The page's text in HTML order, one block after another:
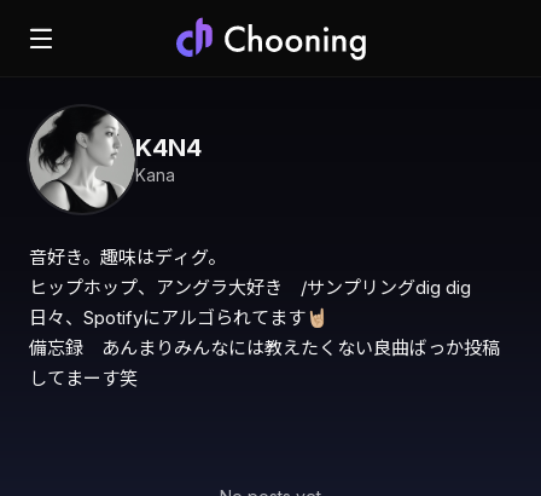
K4N4
Kana
音好き。趣味はディグ。
ヒップホップ、アングラ大好き　/サンプリングdig dig
日々、Spotifyにアルゴられてます🤘🏼
備忘録　あんまりみんなには教えたくない良曲ばっか投稿
してまーす笑